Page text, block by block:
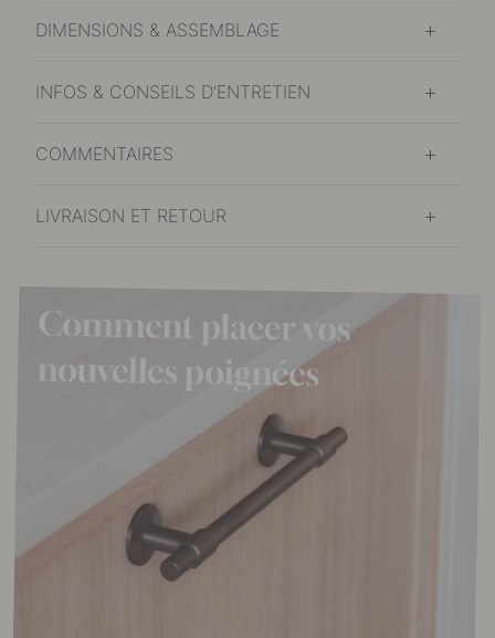
DIMENSIONS & ASSEMBLAGE
INFOS & CONSEILS D'ENTRETIEN
COMMENTAIRES
LIVRAISON ET RETOUR